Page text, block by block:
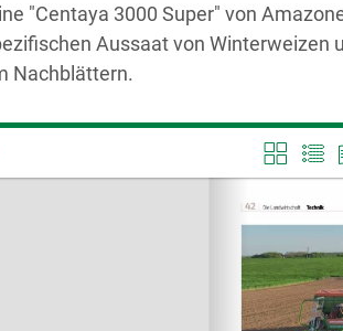
"Centaya 3000 Super" von
Aussaat von Winterweizen
Nachblättern.